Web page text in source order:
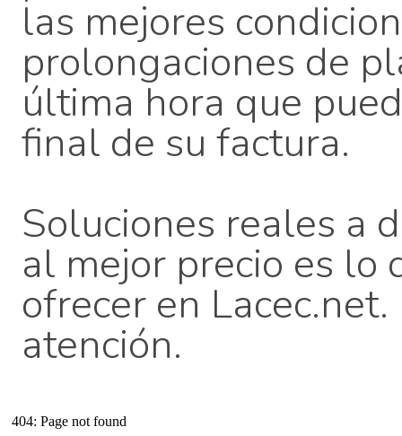
las mejores
prolongaciones de
última hora que
final de su factura.
Soluciones reales a
al mejor precio es lo
ofrecer en
atención.